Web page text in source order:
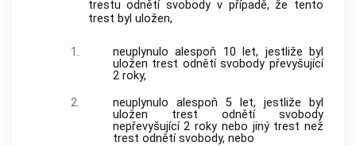
trestu odnětí svobody v případě, že tento
trest byl uložen,
1.
neuplynulo alespoň 10 let, jestliže byl
uložen trest odnětí svobody převyšující
2 roky,
2.
neuplynulo alespoň 5 let, jestliže byl
uložen trest odnětí svobody
nepřevyšující 2 roky nebo jiný trest než
trest odnětí svobody, nebo